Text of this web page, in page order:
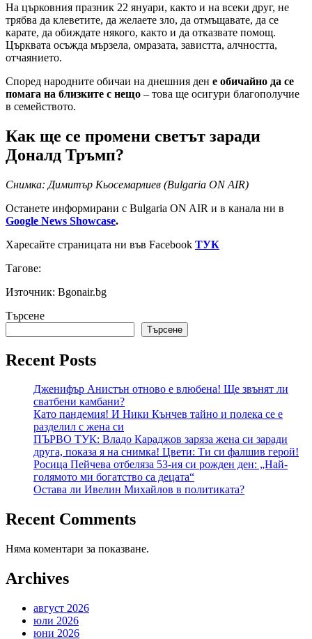
На църковния празник 22 януари, както и на всеки друг, не
трябва да клеветите, да желаете зло, да отмъщавате, да се
карате, да обиждате някого, както и да отказвате помощ.
Църквата осъжда мързела, омразата, завистта, алчността,
отчаянието.
Според народните обичаи на днешния ден е обичайно да се
помага на близките с нещо – това ще осигури благополучие
в семейството.
Как ще се промени светът заради
Доналд Тръмп?
Снимка: Димитър Кьосемарлиев (Bulgaria ON AIR)
Останете информирани с Bulgaria ON AIR и в канала ни в
Google News Showcase.
Харесайте страницата ни във Facebook ТУК
Тагове:
Източник: Bgonair.bg
Търсене
Търсене
Recent Posts
Дженифър Анистън отново е влюбена! Ще звънят ли
сватбени камбани?
Като пандемия! И Ники Кънчев тайно и полека се е
разделил с жена си
ПЪРВО ТУК: Владо Караджов заряза жена си заради
друга, показа я на снимка! Цвети: Ти си фалшив герой!
Росица Пейчева отбеляза 53-ия си рожден ден: „Най-
голямото ми богатство са децата“
Остава ли Ивелин Михайлов в политиката?
Recent Comments
Няма коментари за показване.
Archives
август 2026
юли 2026
юни 2026